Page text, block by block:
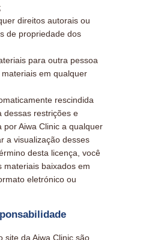
direitos autorais ou
de propriedade dos
para outra pessoa
materiais em qualquer
rescindida
dessas restrições e
por Aiwa Clinic a qualquer
a visualização desses
desta licença, você
materiais baixados em
eletrónico ou
site da Aiwa Clinic são